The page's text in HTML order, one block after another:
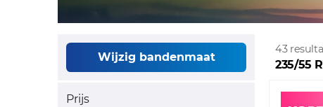
Wijzig bandenmaat
Prijs
43
235/55